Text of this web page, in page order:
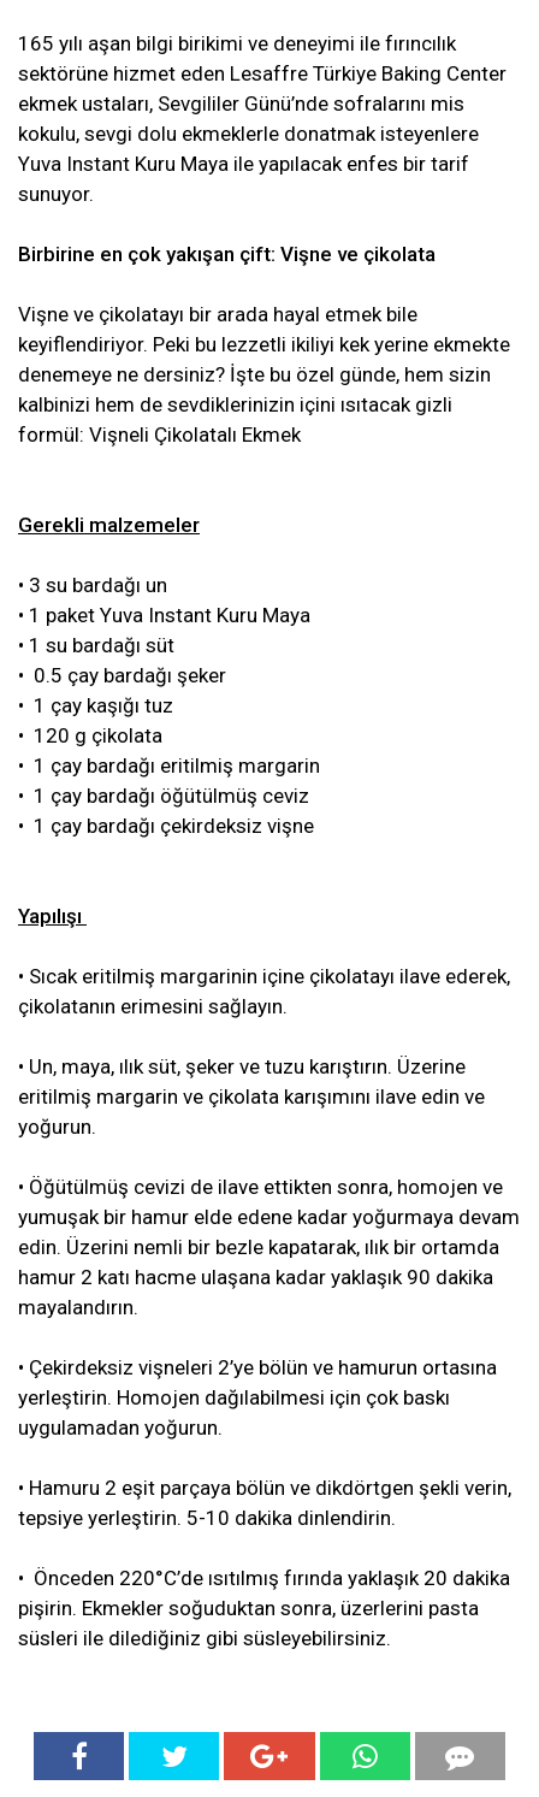
165 yılı aşan bilgi birikimi ve deneyimi ile fırıncılık
sektörüne hizmet eden Lesaffre Türkiye Baking Center
ekmek ustaları, Sevgililer Günü’nde sofralarını mis
kokulu, sevgi dolu ekmeklerle donatmak isteyenlere
Yuva Instant Kuru Maya ile yapılacak enfes bir tarif
sunuyor.
Birbirine en çok yakışan çift: Vişne ve çikolata
Vişne ve çikolatayı bir arada hayal etmek bile
keyiflendiriyor. Peki bu lezzetli ikiliyi kek yerine ekmekte
denemeye ne dersiniz? İşte bu özel günde, hem sizin
kalbinizi hem de sevdiklerinizin içini ısıtacak gizli
formül: Vişneli Çikolatalı Ekmek
Gerekli malzemeler
• 3 su bardağı un
• 1 paket Yuva Instant Kuru Maya
• 1 su bardağı süt
• 0.5 çay bardağı şeker
• 1 çay kaşığı tuz
• 120 g çikolata
• 1 çay bardağı eritilmiş margarin
• 1 çay bardağı öğütülmüş ceviz
• 1 çay bardağı çekirdeksiz vişne
Yapılışı
• Sıcak eritilmiş margarinin içine çikolatayı ilave ederek,
çikolatanın erimesini sağlayın.
• Un, maya, ılık süt, şeker ve tuzu karıştırın. Üzerine
eritilmiş margarin ve çikolata karışımını ilave edin ve
yoğurun.
• Öğütülmüş cevizi de ilave ettikten sonra, homojen ve
yumuşak bir hamur elde edene kadar yoğurmaya devam
edin. Üzerini nemli bir bezle kapatarak, ılık bir ortamda
hamur 2 katı hacme ulaşana kadar yaklaşık 90 dakika
mayalandırın.
• Çekirdeksiz vişneleri 2’ye bölün ve hamurun ortasına
yerleştirin. Homojen dağılabilmesi için çok baskı
uygulamadan yoğurun.
• Hamuru 2 eşit parçaya bölün ve dikdörtgen şekli verin,
tepsiye yerleştirin. 5-10 dakika dinlendirin.
• Önceden 220°C’de ısıtılmış fırında yaklaşık 20 dakika
pişirin. Ekmekler soğuduktan sonra, üzerlerini pasta
süsleri ile dilediğiniz gibi süsleyebilirsiniz.